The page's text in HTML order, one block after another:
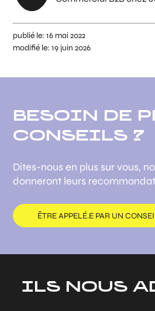
publié le:16 mai 2022
modifié le:19 juin 2026
BESOIN DE
CONSEILS ?
Dites-nous en plus sur vous,
donneront leurs
ÊTRE APPELÉ.E PAR UN
ILS NOUS